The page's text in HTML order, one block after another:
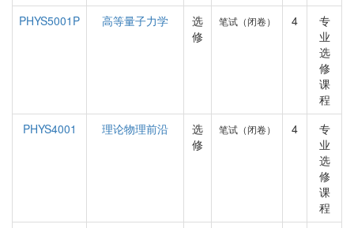
PHYS5001P
高等量子力学
选
修
笔试（闭卷） 4
专
业
选
修
课
程
PHYS4001
理论物理前沿
选
修
笔试（闭卷） 4
专
业
选
修
课
程